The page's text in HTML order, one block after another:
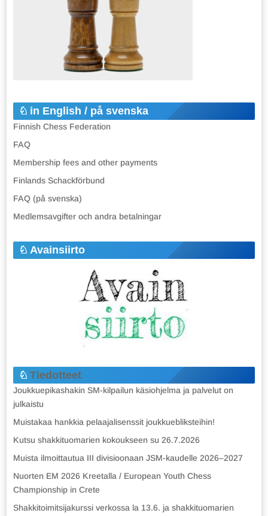
in English / på svenska
Finnish Chess Federation
FAQ
Membership fees and other payments
Finlands Schackförbund
FAQ (på svenska)
Medlemsavgifter och andra betalningar
Avainsiirto
Tiedotteet
Joukkuepikashakin SM-kilpailun käsiohjelma ja palvelut on
julkaistu
Muistakaa hankkia pelaajalisenssit joukkuebliksteihin!
Kutsu shakkituomarien kokoukseen su 26.7.2026
Muista ilmoittautua III divisioonaan JSM-kaudelle 2026–2027
Nuorten EM 2026 Kreetalla / European Youth Chess
Championship in Crete
Shakkitoimitsijakurssi verkossa la 13.6. ja shakkituomarien